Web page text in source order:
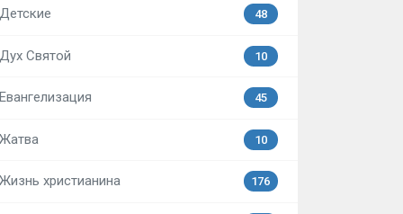
Детские 48
Дух Святой 10
Евангелизация 45
Жатва 10
Жизнь христианина 176